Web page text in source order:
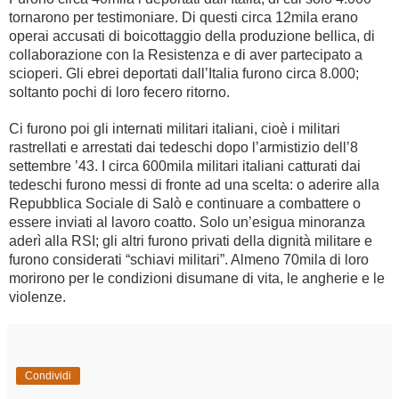
tornarono per testimoniare. Di questi circa 12mila erano
operai accusati di boicottaggio della produzione bellica, di
collaborazione con la Resistenza e di aver partecipato a
scioperi. Gli ebrei deportati dall’Italia furono circa 8.000;
soltanto pochi di loro fecero ritorno.
Ci furono poi gli internati militari italiani, cioè i militari
rastrellati e arrestati dai tedeschi dopo l’armistizio dell’8
settembre ’43. I circa 600mila militari italiani catturati dai
tedeschi furono messi di fronte ad una scelta: o aderire alla
Repubblica Sociale di Salò e continuare a combattere o
essere inviati al lavoro coatto. Solo un’esigua minoranza
aderì alla RSI; gli altri furono privati della dignità militare e
furono considerati “schiavi militari”. Almeno 70mila di loro
morirono per le condizioni disumane di vita, le angherie e le
violenze.
Condividi